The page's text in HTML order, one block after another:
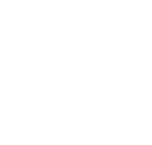
Ökopunkten ist der
der bisherige